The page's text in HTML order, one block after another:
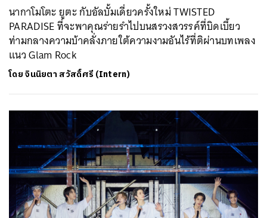
นากาโมโตะ ยูตะ กับอัลบั้มเดี่ยวครั้งใหม่ TWISTED
PARADISE ที่จะพาคุณร่ายรำไปบนสรวงสวรรค์ที่บิดเบี้ยว
ท่ามกลางความบ้าคลั่งภายใต้ความงามอันไร้ที่ติผ่านบทเพลง
แนว Glam Rock
โดยจินนิยตา สวัสดิ์ศรี (Intern)